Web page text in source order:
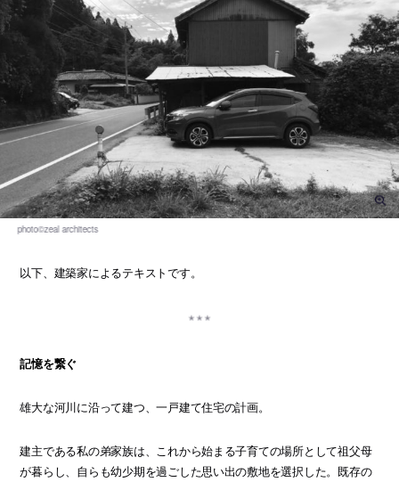
以下、建築家によるテキストです。
記憶を繋ぐ
雄大な河川に沿って建つ、一戸建て住宅の計画。
建主である私の弟家族は、これから始まる子育ての場所として祖父母
が暮らし、自らも幼少期を過ごした思い出の敷地を選択した。既存の